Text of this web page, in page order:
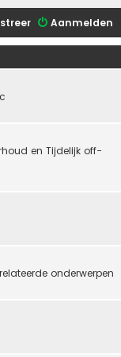
Aanmelden
en Tijdelijk off-
onderwerpen